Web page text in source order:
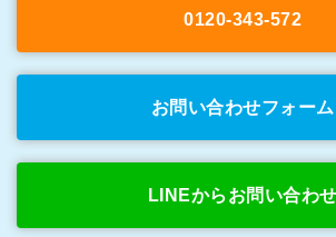
0120-343-572
お問い合わせフォーム
LINEからお問い合わせ